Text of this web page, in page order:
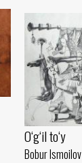
O‘g‘il to‘y
Bobur Ismoilov